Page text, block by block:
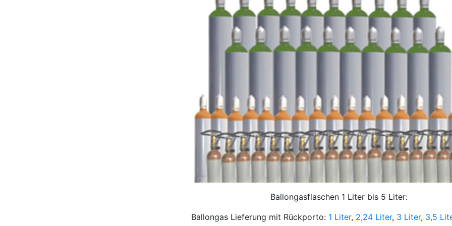
Ballongasflaschen 1 Liter bis 5 Liter:
Ballongas Lieferung mit Rückporto: 1 Liter, 2,24 Liter, 3 Liter, 3,5